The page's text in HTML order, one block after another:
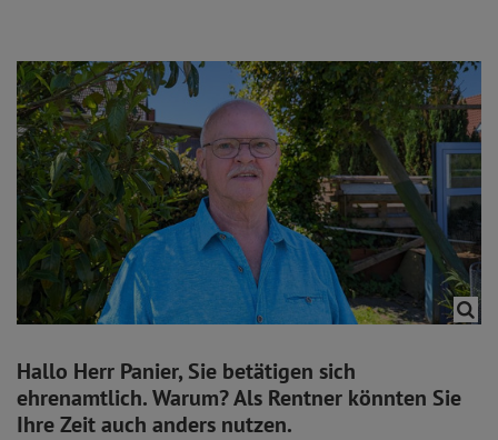
Hallo Herr Panier, Sie betätigen sich
ehrenamtlich. Warum? Als Rentner könnten Sie
Ihre Zeit auch anders nutzen.